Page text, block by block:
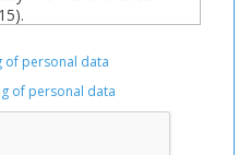
of personal data
of personal data